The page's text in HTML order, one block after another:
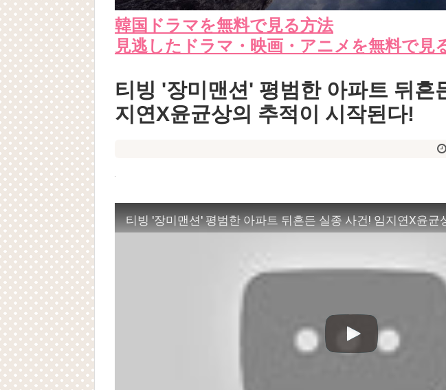
韓国ドラマを無料で見る方法
見逃したドラマ・映画・アニメを無料で見
티빙 '장미맨션' 평범한 아파트 뒤흔
지연X윤균상의 추적이 시작된다!
티빙 '장미맨션' 평범한 아파트 뒤흔든 실종 사건! 임지연X윤균